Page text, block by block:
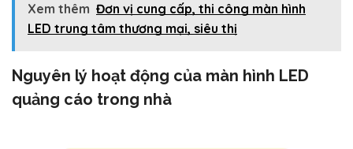
Xem thêm Đơn vị cung cấp, thi công màn hình
LED trung tâm thương mại, siêu thị
Nguyên lý hoạt động của màn hình LED
quảng cáo trong nhà